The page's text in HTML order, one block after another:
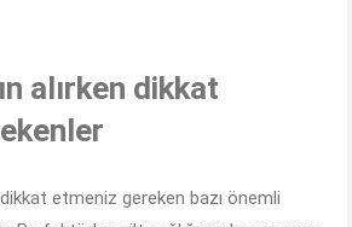
alırken dikkat
etmeniz gereken bazı önemli